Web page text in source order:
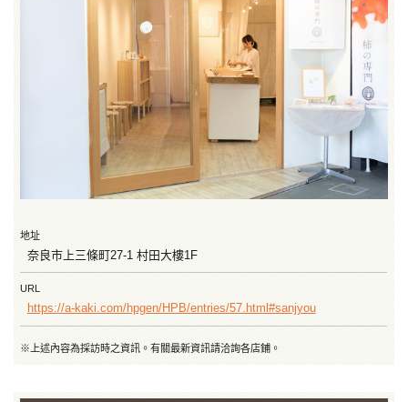
地址
奈良市上三條町27-1 村田大樓1F
URL
https://a-kaki.com/hpgen/HPB/entries/57.html#sanjyou
※上述內容為採訪時之資訊。有關最新資訊請洽詢各店鋪。